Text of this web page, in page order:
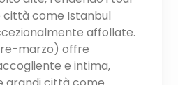
città come Istanbul
affollate.
marzo) offre
e intima,